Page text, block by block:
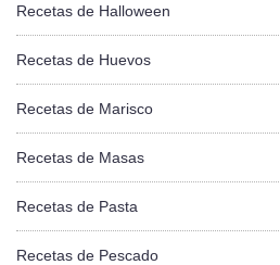
Recetas de Halloween
Recetas de Huevos
Recetas de Marisco
Recetas de Masas
Recetas de Pasta
Recetas de Pescado